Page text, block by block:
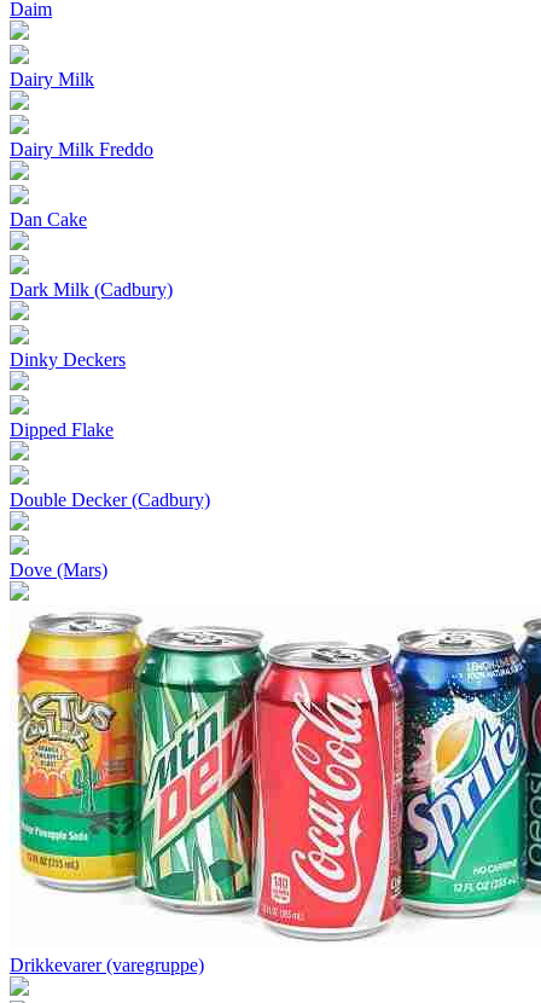
Daim
Dairy Milk
Dairy Milk Freddo
Dan Cake
Dark Milk (Cadbury)
Dinky Deckers
Dipped Flake
Double Decker (Cadbury)
Dove (Mars)
Drikkevarer (varegruppe)